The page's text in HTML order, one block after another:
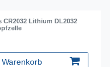
CR2032 Lithium DL2032